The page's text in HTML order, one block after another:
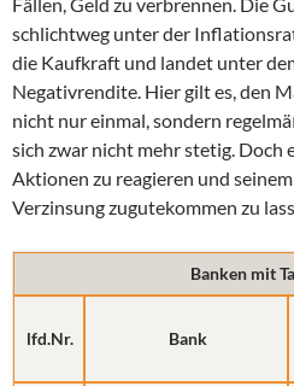
schlichtweg unter der
die Kaufkraft und landet unter
Negativrendite. Hier gilt es, den
nicht nur einmal, sondern
sich zwar nicht mehr stetig. Doch
Aktionen zu reagieren und
Verzinsung zugutekommen zu
Banken mit
lfd.Nr. Bank